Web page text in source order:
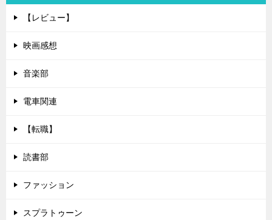
【レビュー】
映画感想
音楽部
電車関連
【転職】
読書部
ファッション
スプラトゥーン